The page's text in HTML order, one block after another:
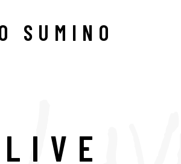
SUMINO
LIVE